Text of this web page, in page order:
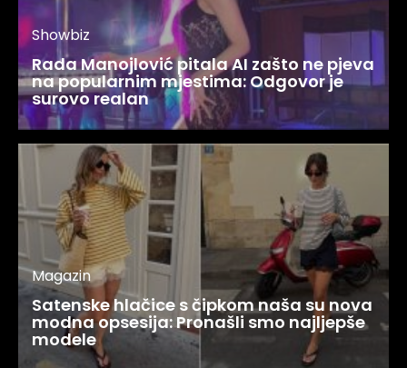
Showbiz
Rada Manojlović pitala AI zašto ne pjeva
na popularnim mjestima: Odgovor je
surovo realan
Magazin
Satenske hlačice s čipkom naša su nova
modna opsesija: Pronašli smo najljepše
modele